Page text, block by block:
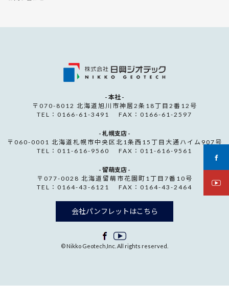
- 本社 -
〒070-8012 北海道旭川市神居2条18丁目2番12号
TEL：0166-61-3491 FAX：0166-61-2597
- 札幌支店 -
〒060-0001 北海道札幌市中央区北1条西15丁目大通ハイム907号
TEL：011-616-9560 FAX：011-616-9561
- 留萌支店 -
〒077-0028 北海道留萌市花園町1丁目7番10号
TEL：0164-43-6121 FAX：0164-43-2464
会社パンフレットはこちら
© Nikko Geotech,Inc. All rights reserved.